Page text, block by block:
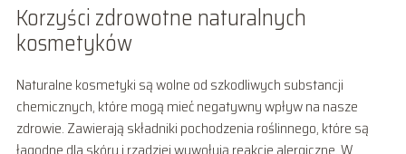
Korzyści zdrowotne naturalnych
kosmetyków
Naturalne kosmetyki są wolne od szkodliwych substancji
chemicznych, które mogą mieć negatywny wpływ na nasze
zdrowie. Zawierają składniki pochodzenia roślinnego, które są